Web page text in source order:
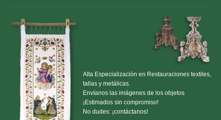
Alta Especialización en Restauraciones textiles,
tallas y metálicas.
Envíanos las imágenes de los objetos
¡Estimados sin compromiso!
No dudes: ¡contáctanos!